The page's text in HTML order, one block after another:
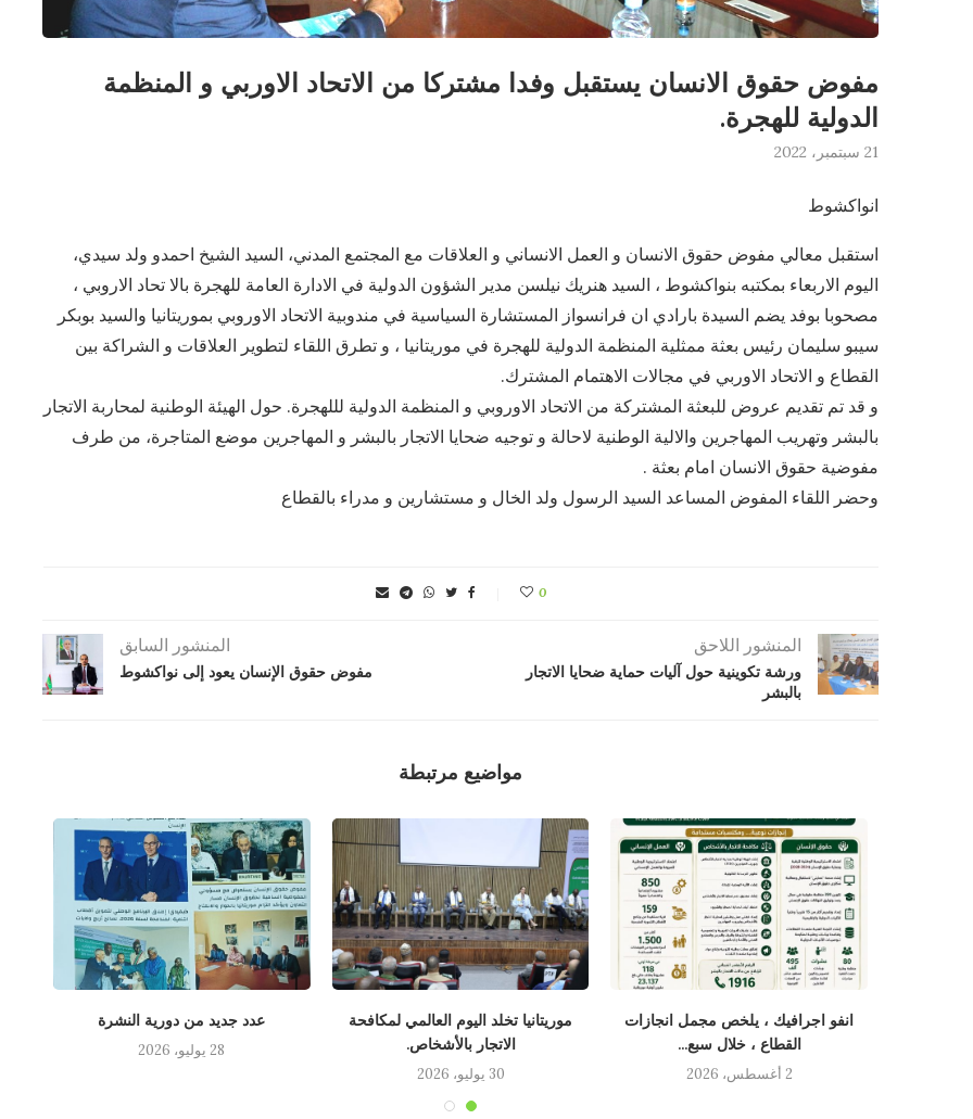
مفوض حقوق الانسان يستقبل وفدا مشتركا من الاتحاد الاوربي و المنظمة
الدولية للهجرة.
21 سبتمبر، 2022
انواكشوط
استقبل معالي مفوض حقوق الانسان و العمل الانساني و العلاقات مع المجتمع المدني، السيد الشيخ احمدو ولد سيدي،
اليوم الاربعاء بمكتبه بنواكشوط ، السيد هنريك نيلسن مدير الشؤون الدولية في الادارة العامة للهجرة بالا تحاد الاروبي ،
مصحوبا بوفد يضم السيدة بارادي ان فرانسواز المستشارة السياسية في مندوبية الاتحاد الاوروبي بموريتانيا والسيد بوبكر
سيبو سليمان رئيس بعثة ممثلية المنظمة الدولية للهجرة في موريتانيا ، و تطرق اللقاء لتطوير العلاقات و الشراكة بين
القطاع و الاتحاد الاوربي في مجالات الاهتمام المشترك.
و قد تم تقديم عروض للبعثة المشتركة من الاتحاد الاوروبي و المنظمة الدولية لللهجرة. حول الهيئة الوطنية لمحاربة الاتجار
بالبشر وتهريب المهاجرين والالية الوطنية لاحالة و توجيه ضحايا الاتجار بالبشر و المهاجرين موضع المتاجرة، من طرف
مفوضية حقوق الانسان امام بعثة .
وحضر اللقاء المفوض المساعد السيد الرسول ولد الخال و مستشارين و مدراء بالقطاع
0
المنشور السابق
مفوض حقوق الإنسان يعود إلى نواكشوط
المنشور اللاحق
ورشة تكوينية حول آليات حماية ضحايا الاتجار
بالبشر
مواضيع مرتبطة
انفو اجرافيك ، يلخص مجمل انجازات
القطاع ، خلال سبع...
2 أغسطس، 2026
موريتانيا تخلد اليوم العالمي لمكافحة
الاتجار بالأشخاص.
30 يوليو، 2026
عدد جديد من دورية النشرة
28 يوليو، 2026